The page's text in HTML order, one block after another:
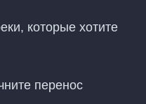
которые хотите
перенос